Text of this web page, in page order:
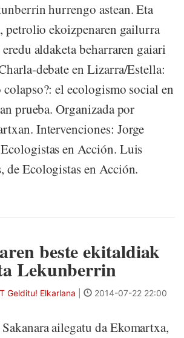
hurrengo astean. Eta
petrolio ekoizpenaren gailurra
aldaketa beharraren gaiari
debate en Lizarra/Estella:
colapso?: el ecologismo social en
prueba. Organizada por
Intervenciones: Jorge
en Acción. Luis
de Ecologistas en Acción.
beste ekitaldiak
Lekunberrin
Gelditu! Elkarlana 2014-07-22 22:00
ailegatu da Ekomartxa,